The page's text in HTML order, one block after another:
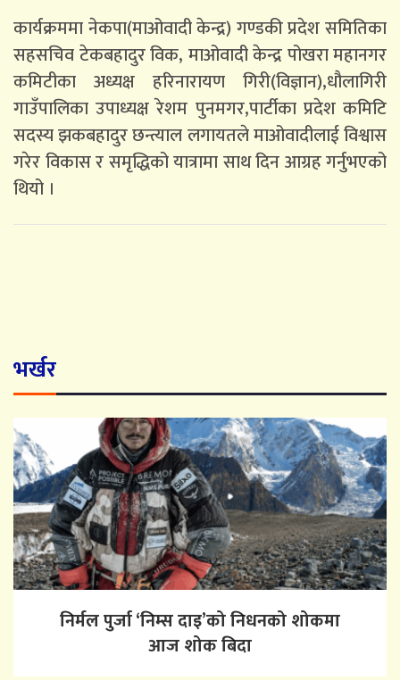
कार्यक्रममा नेकपा(माओवादी केन्द्र) गण्डकी प्रदेश समितिका
सहसचिव टेकबहादुर विक, माओवादी केन्द्र पोखरा महानगर
कमिटीका अध्यक्ष हरिनारायण गिरी(विज्ञान),धौलागिरी
गाउँपालिका उपाध्यक्ष रेशम पुनमगर,पार्टीका प्रदेश कमिटि
सदस्य झकबहादुर छन्त्याल लगायतले माओवादीलाई विश्वास
गरेर विकास र समृद्धिको यात्रामा साथ दिन आग्रह गर्नुभएको
थियो ।
भर्खर
निर्मल पुर्जा ‘निम्स दाइ’को निधनको शोकमा
आज शोक बिदा